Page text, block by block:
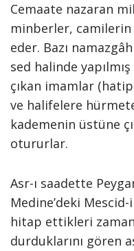
Cemaate nazaran
minberler, camilerin
eder. Bazı
sed halinde
çıkan imamlar
ve halifelere
kademenin üstüne
otururlar.
Asr-ı saadette
Medine’deki Mescid-
hitap ettikleri
durduklarını gören